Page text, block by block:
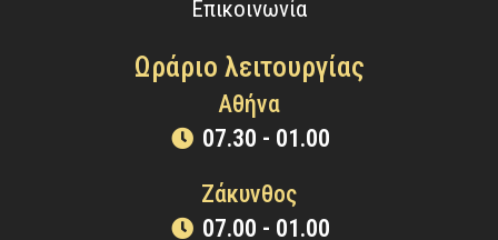
Ωράριο λειτουργίας
Αθήνα
07.30 - 01.00
Ζάκυνθος
07.00 - 01.00
Επικοινωνία